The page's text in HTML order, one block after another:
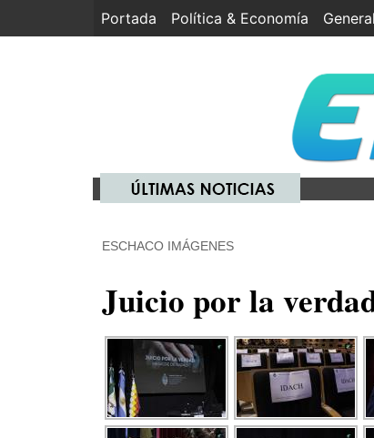
Portada (current)
Política & Economía General
ESCHACO IMÁGENES
Juicio por la